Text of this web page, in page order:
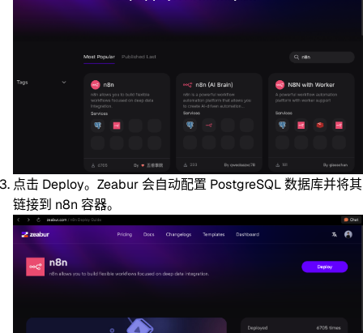
点击 Deploy。Zeabur 会自动配置 PostgreSQL 数据库并将其
链接到 n8n 容器。